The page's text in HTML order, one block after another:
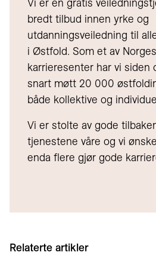
Vi er en gratis
bredt tilbud innen yrke og
utdanningsveiledning til
i Østfold. Som et av
karrieresenter har vi siden
snart møtt 20 000
både kollektive og
Vi er stolte av gode
tjenestene våre og vi
enda flere gjør gode
Relaterte artikler